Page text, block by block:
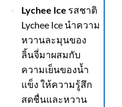
Lychee Ice รสชาติ
Lychee Ice นำความ
หวานละมุนของ
ลิ้นจี่มาผสมกับ
ความเย็นของน้ำ
แข็ง ให้ความรู้สึก
สดชื่นและหวาน